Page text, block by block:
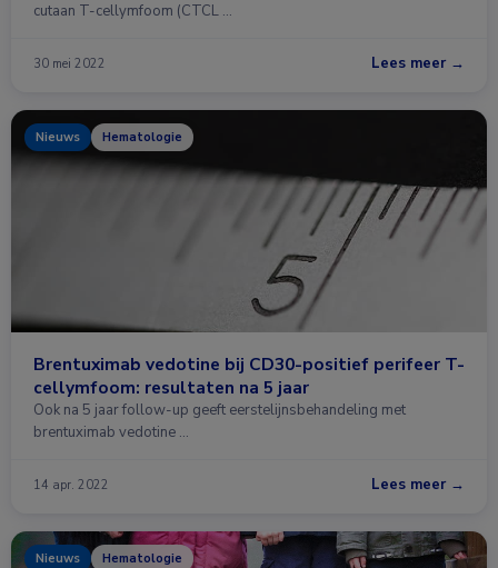
cutaan T-cellymfoom (CTCL …
30 mei 2022 Lees meer →
Nieuws Hematologie
Brentuximab vedotine bij CD30-positief perifeer T-
cellymfoom: resultaten na 5 jaar
Ook na 5 jaar follow-up geeft eerstelijnsbehandeling met
brentuximab vedotine …
14 apr. 2022 Lees meer →
Nieuws Hematologie